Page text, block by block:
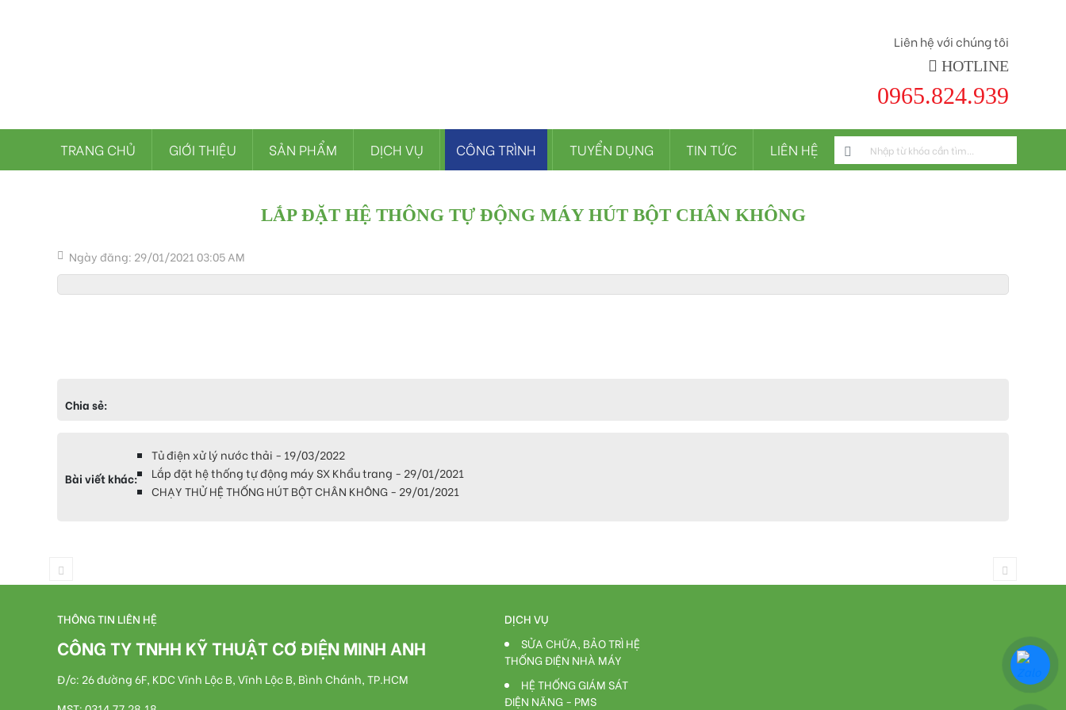
Liên hệ với chúng tôi
HOTLINE
0965.824.939
TRANG CHỦ GIỚI THIỆU SẢN PHẨM DỊCH VỤ CÔNG TRÌNH TUYỂN DỤNG TIN TỨC LIÊN HỆ
LẮP ĐẶT HỆ THÔNG TỰ ĐỘNG MÁY HÚT BỘT CHÂN KHÔNG
Ngày đăng: 29/01/2021 03:05 AM
Chia sẻ:
Bài viết khác:
Tủ điện xử lý nước thải - 19/03/2022
Lắp đặt hệ thống tự động máy SX Khẩu trang - 29/01/2021
CHẠY THỬ HỆ THỐNG HÚT BỘT CHÂN KHÔNG - 29/01/2021
THÔNG TIN LIÊN HỆ
CÔNG TY TNHH KỸ THUẬT CƠ ĐIỆN MINH ANH
Đ/c: 26 đường 6F, KDC Vĩnh Lộc B, Vĩnh Lộc B, Bình Chánh, TP.HCM
DỊCH VỤ
SỬA CHỮA, BẢO TRÌ HỆ
THỐNG ĐIỆN NHÀ MÁY
HỆ THỐNG GIÁM SÁT
ĐIỆN NĂNG - PMS